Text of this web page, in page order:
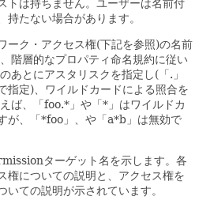
トは持ちません。ユーザーは名前付
持たない場合があります。
ーク・アクセス権(下記を参照)の名前
階層的なプロパティ命名規約に従い
あとにアスタリスクを指定し(「.」
指定)、ワイルドカードによる照合を
ば、「foo.*」や「*」はワイルドカ
が、「*foo」、や「a*b」は無効で
ターゲット名を示します。各
権についての説明と、アクセス権を
いての説明が示されています。